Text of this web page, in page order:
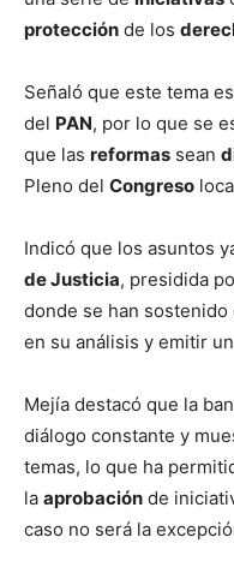
protección de los
Señaló que este tema
del PAN, por lo que se
que las reformas sean
Pleno del Congreso
Indicó que los asuntos
de Justicia, presidida
donde se han
en su análisis y emitir un
Mejía destacó que la
diálogo constante y
temas, lo que ha
la aprobación de
caso no será la